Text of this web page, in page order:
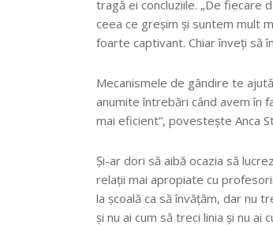
tragă ei concluziile. „De fiecare
ceea ce greșim și suntem mult
foarte captivant. Chiar înveți să
Mecanismele de gândire te
anumite întrebări când avem în
mai eficient”, povestește Anca
Și-ar dori să aibă ocazia să
relații mai apropiate cu
la școală ca să învățăm, dar nu
și nu ai cum să treci linia și nu